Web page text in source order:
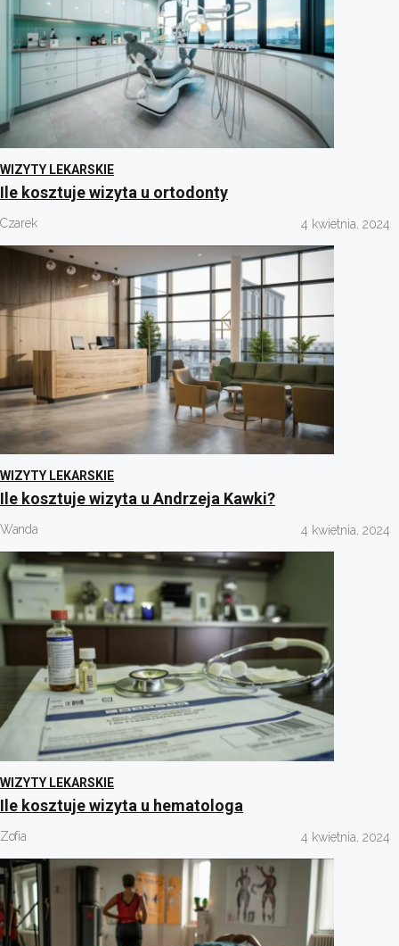
WIZYTY LEKARSKIE
Ile kosztuje wizyta u ortodonty
Czarek 4 kwietnia, 2024
WIZYTY LEKARSKIE
Ile kosztuje wizyta u Andrzeja Kawki?
Wanda 4 kwietnia, 2024
WIZYTY LEKARSKIE
Ile kosztuje wizyta u hematologa
Zofia 4 kwietnia, 2024